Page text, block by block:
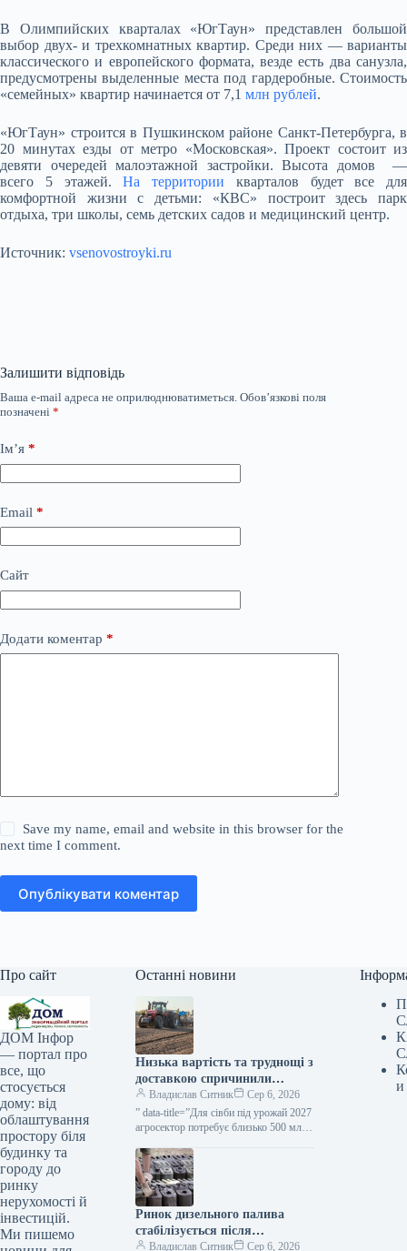
В Олимпийских кварталах «ЮгТаун» представлен большой
выбор двух- и трехкомнатных квартир. Среди них — варианты
классического и европейского формата, везде есть два санузла,
предусмотрены выделенные места под гардеробные. Стоимость
«семейных» квартир начинается от 7,1 млн рублей.
«ЮгТаун» строится в Пушкинском районе Санкт-Петербурга, в
20 минутах езды от метро «Московская». Проект состоит из
девяти очередей малоэтажной застройки. Высота домов —
всего 5 этажей.На территории кварталов будет все для
комфортной жизни с детьми: «КВС» построит здесь парк
отдыха, три школы, семь детских садов и медицинский центр.
Источник: vsenovostroyki.ru
Залишити відповідь
Ваша e-mail адреса не оприлюднюватиметься. Обов’язкові поля
позначені *
Ім’я *
Email *
Сайт
Додати коментар *
Save my name, email and website in this browser for the
next time I comment.
Опублікувати коментар
Про сайт
ДОМ Інфор
— портал про
все, що
стосується
дому: від
облаштування
простору біля
будинку та
городу до
ринку
нерухомості й
інвестицій.
Ми пишемо
Останні новини
Низька вартість та труднощі з
доставкою спричинили
зростання потреби фермерів у
вільних грошах — ВАР —
КУРКУЛЬ
Владислав Ситник
Сер 6, 2026
” data-title=”Для сівби під урожай 2027
агросектор потребує близько 500 млрд
Ринок дизельного палива
стабілізується після
ажіотажного попиту — Куюн
Владислав Ситник Сер 6, 2026
и